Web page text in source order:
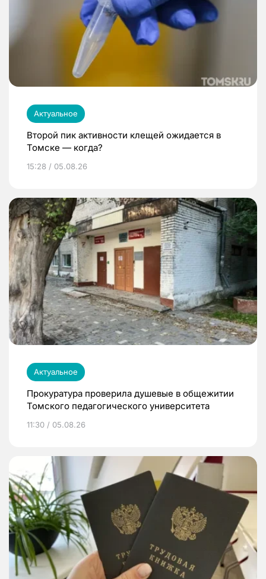
Актуальное
Второй пик активности клещей ожидается в
Томске — когда?
15:28 / 05.08.26
Актуальное
Прокуратура проверила душевые в общежитии
Томского педагогического университета
11:30 / 05.08.26